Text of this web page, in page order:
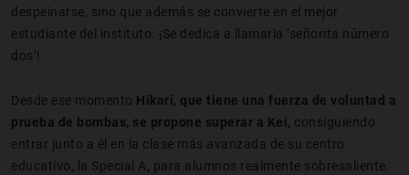
despeinarse, sino que además se convierte en el mejor
estudiante del instituto. ¡Se dedica a llamarla ‘señorita número
dos’!
Desde ese momento Hikari, que tiene una fuerza de voluntad a
prueba de bombas, se propone superar a Kei, consiguiendo
entrar junto a él en la clase más avanzada de su centro
educativo, la Special A, para alumnos realmente sobresaliente.